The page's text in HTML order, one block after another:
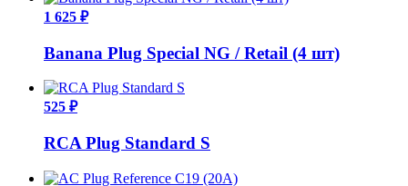
1 625 ₽
Banana Plug Special NG / Retail (4 шт)
525 ₽
RCA Plug Standard S